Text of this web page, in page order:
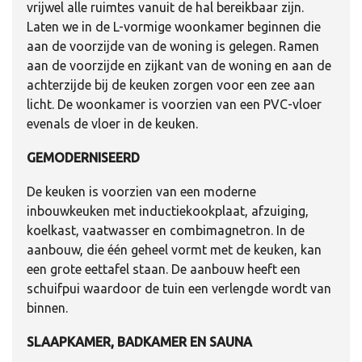
vrijwel alle ruimtes vanuit de hal bereikbaar zijn.
Laten we in de L-vormige woonkamer beginnen die
aan de voorzijde van de woning is gelegen. Ramen
aan de voorzijde en zijkant van de woning en aan de
achterzijde bij de keuken zorgen voor een zee aan
licht. De woonkamer is voorzien van een PVC-vloer
evenals de vloer in de keuken.
GEMODERNISEERD
De keuken is voorzien van een moderne
inbouwkeuken met inductiekookplaat, afzuiging,
koelkast, vaatwasser en combimagnetron. In de
aanbouw, die één geheel vormt met de keuken, kan
een grote eettafel staan. De aanbouw heeft een
schuifpui waardoor de tuin een verlengde wordt van
binnen.
SLAAPKAMER, BADKAMER EN SAUNA